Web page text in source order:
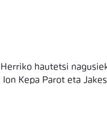
hautetsi
Kepa Parot eta